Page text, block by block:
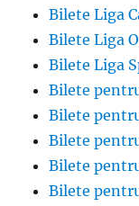
Bilete Liga
Bilete Liga
Bilete Liga
Bilete
Bilete
Bilete
Bilete
Bilete